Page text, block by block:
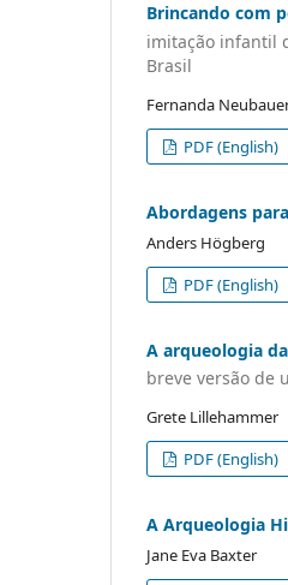
Brincando com
imitação infantil
Brasil
Fernanda
PDF (English)
Abordagens
Anders Högberg
PDF (English)
A arqueologia
breve versão de
Grete Lillehammer
PDF (English)
A Arqueologia
Jane Eva Baxter